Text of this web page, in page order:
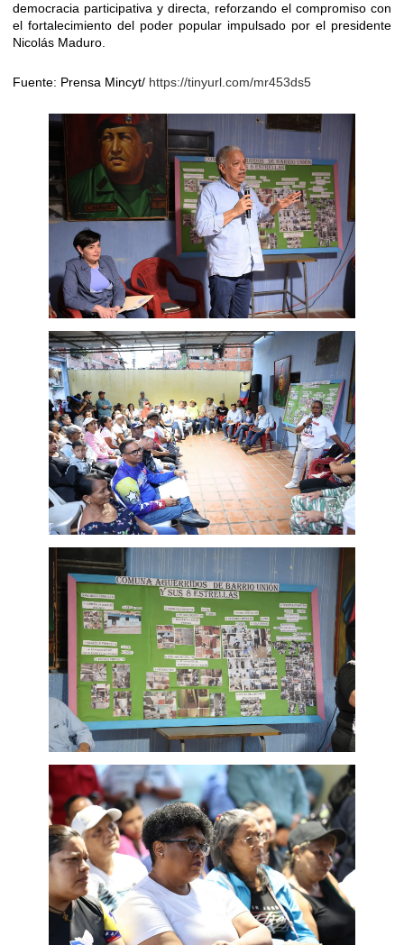
democracia participativa y directa, reforzando el compromiso con
el fortalecimiento del poder popular impulsado por el presidente
Nicolás Maduro.
​Fuente: Prensa Mincyt/ https://tinyurl.com/mr453ds5